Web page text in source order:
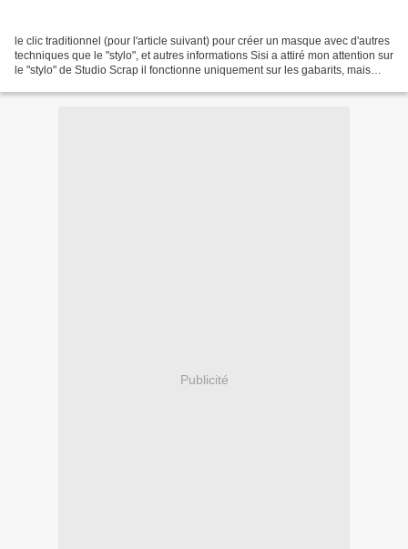
le clic traditionnel (pour l'article suivant) pour créer un masque avec d'autres
techniques que le "stylo", et autres informations Sisi a attiré mon attention sur
le "stylo" de Studio Scrap il fonctionne uniquement sur les gabarits, mais
Publicité